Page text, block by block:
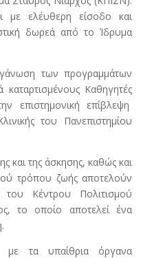
με ελέυθερη είσοδο και
δωρεά από το Ίδρυμα
των προγραμμάτων
καταρτισμένους Καθηγητές
επιστημονική επίβλεψη
του Πανεπιστημίου
και της άσκησης, καθώς και
τρόπου ζωής αποτελούν
του Κέντρου Πολιτισμού
το οποίο αποτελεί ένα
τα υπαίθρια όργανα